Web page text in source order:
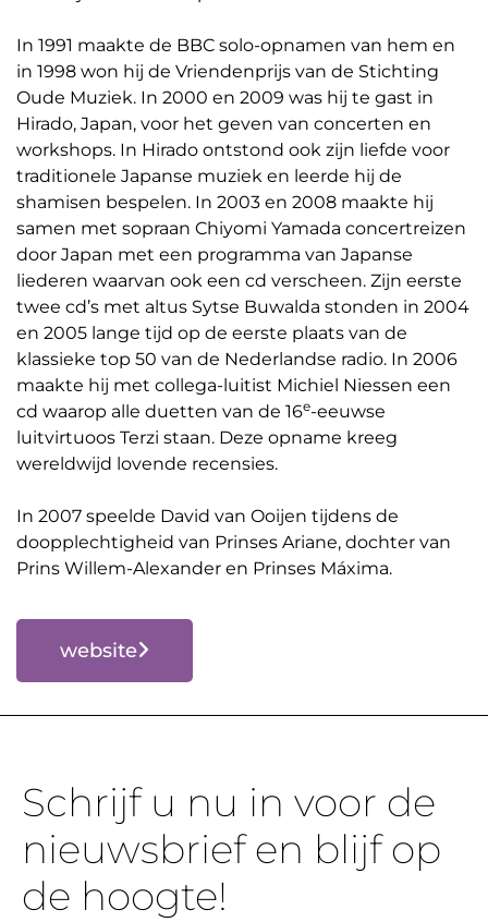
In 1991 maakte de BBC solo-opnamen van hem en
in 1998 won hij de Vriendenprijs van de Stichting
Oude Muziek. In 2000 en 2009 was hij te gast in
Hirado, Japan, voor het geven van concerten en
workshops. In Hirado ontstond ook zijn liefde voor
traditionele Japanse muziek en leerde hij de
shamisen bespelen. In 2003 en 2008 maakte hij
samen met sopraan Chiyomi Yamada concertreizen
door Japan met een programma van Japanse
liederen waarvan ook een cd verscheen. Zijn eerste
twee cd’s met altus Sytse Buwalda stonden in 2004
en 2005 lange tijd op de eerste plaats van de
klassieke top 50 van de Nederlandse radio. In 2006
maakte hij met collega-luitist Michiel Niessen een
cd waarop alle duetten van de 16e-eeuwse
luitvirtuoos Terzi staan. Deze opname kreeg
wereldwijd lovende recensies.
In 2007 speelde David van Ooijen tijdens de
doopplechtigheid van Prinses Ariane, dochter van
Prins Willem-Alexander en Prinses Máxima.
website
Schrijf u nu in voor de
nieuwsbrief en blijf op
de hoogte!